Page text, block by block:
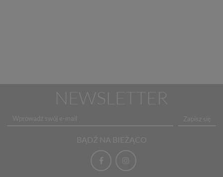
NEWSLETTER
Zapisz się
BĄDŹ NA BIEŻĄCO